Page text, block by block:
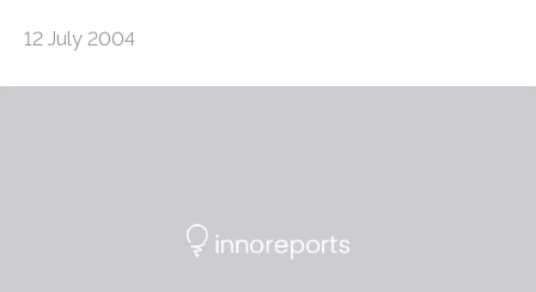
12 July 2004